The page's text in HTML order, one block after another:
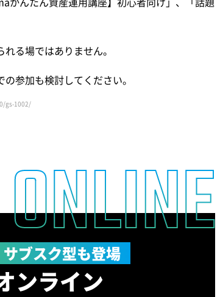
る場ではありません。
参加も検討してください。
gs-1002/
サブスク型も登場
ンライン